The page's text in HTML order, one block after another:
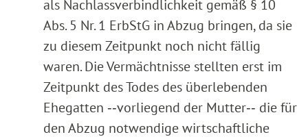
als Nachlassverbindlichkeit gemäß § 10
Abs. 5 Nr. 1 ErbStG in Abzug bringen, da sie
zu diesem Zeitpunkt noch nicht fällig
waren. Die Vermächtnisse stellten erst im
Zeitpunkt des Todes des überlebenden
Ehegatten ‑‑vorliegend der Mutter‑‑ die für
den Abzug notwendige wirtschaftliche